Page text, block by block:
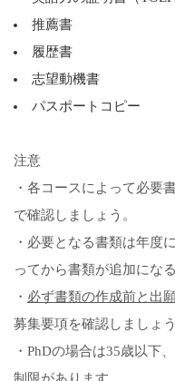
推薦書
履歴書
志望動機書
パスポートコピー
注意
・各コースによって必要
で確認しましょう。
・必要となる書類は年度
ってから書類が追加にな
・ 必ず書類の作成前と出
募集要項を確認しましょう
・PhDの場合は35歳以下